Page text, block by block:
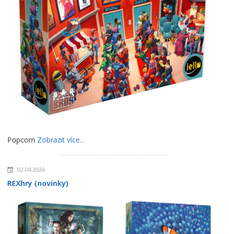
Popcorn Zobrazit více...
02.04.2026
REXhry (novinky)